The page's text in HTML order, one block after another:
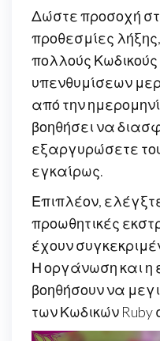
Δώστε προσοχή
προθεσμίες
πολλούς Κωδικούς
υπενθυμίσεων
από την
βοηθήσει να
εξαργυρώσετε
εγκαίρως.
Επιπλέον,
προωθητικές
έχουν
Η οργάνωση και
βοηθήσουν να
των Κωδικών Ruby